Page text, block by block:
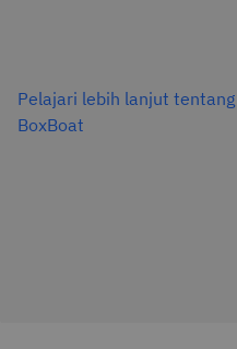
Pelajari lebih lanjut tentang
BoxBoat